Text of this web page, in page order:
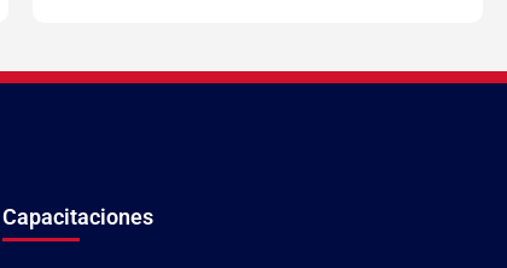
Capacitaciones